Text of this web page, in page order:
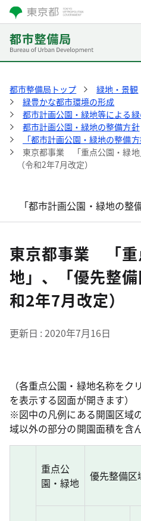
都市整備局トップ
緑地・景観
緑豊かな都市環境の形成
都市計画公園・緑地等による
都市計画公園・緑地の整備方針
「都市計画公園・緑地の整備
東京都事業 「重点公園・緑
（令和2年7月改定）
「都市計画公園・緑地の
東京都事業 「重
地」、「優先整
和2年7月改定）
更新日 2020年7月16日
（各重点公園・緑地名称を
を表示する図面が開きます）
※図中の凡例にある開園区域
域以外の部分の開園面積を含ん
重点公
園・緑地
優先整備区